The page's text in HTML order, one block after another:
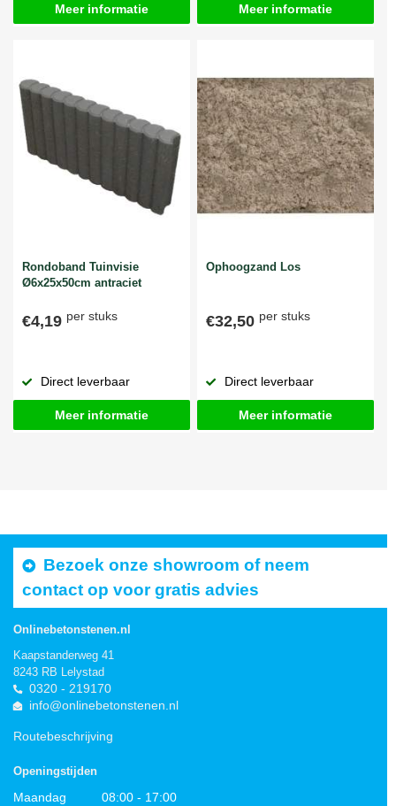
Meer informatie Meer informatie
Rondoband Tuinvisie
Ø6x25x50cm antraciet
€4,19 per stuks
Direct leverbaar
Meer informatie
Ophoogzand Los
€32,50 per stuks
Direct leverbaar
Meer informatie
Bezoek onze showroom of neem
contact op voor gratis advies
Onlinebetonstenen.nl
Kaapstanderweg 41
8243 RB Lelystad
0320 - 219170
info@onlinebetonstenen.nl
Routebeschrijving
Openingstijden
Maandag
08:00 - 17:00